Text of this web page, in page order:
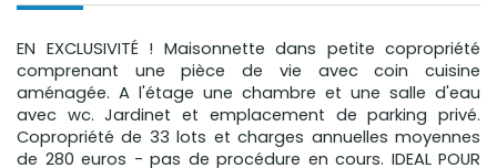
EN EXCLUSIVITÉ ! Maisonnette dans petite copropriété
comprenant une pièce de vie avec coin cuisine
aménagée. A l'étage une chambre et une salle d'eau
avec wc. Jardinet et emplacement de parking privé.
Copropriété de 33 lots et charges annuelles moyennes
de 280 euros - pas de procédure en cours. IDEAL POUR